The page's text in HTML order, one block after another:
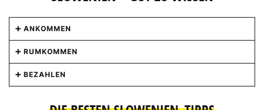
ANKOMMEN
Von München erreichst du Ljubljana in nur sechs
Stunden mit dem Zug,daher ist die Stadt ein
perfektes Wochenendziel. Mit dem Auto fährst du
zahlreiche direkte Flugverbindungen in die
RUMKOMMEN
Mit dem Auto bist du in Slowenien gut unterwegs,
seit 2008 herrscht Vignettenpflicht. Ansonsten
BEZAHLEN